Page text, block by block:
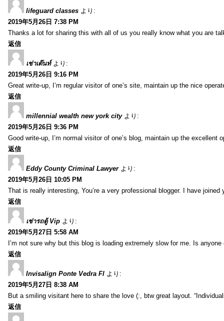
lifeguard classes より:
2019年5月26日 7:38 PM
Thanks a lot for sharing this with all of us you really know what you are
返信
เช่าเต๊นท์ より:
2019年5月26日 9:16 PM
Great write-up, I’m regular visitor of one’s site, maintain up the nice
返信
millennial wealth new york city より:
2019年5月26日 9:36 PM
Good write-up, I’m normal visitor of one’s blog, maintain up the excellent
返信
Eddy County Criminal Lawyer より:
2019年5月26日 10:05 PM
That is really interesting, You’re a very professional blogger. I have
返信
เช่ารถตู้ Vip より:
2019年5月27日 5:58 AM
I’m not sure why but this blog is loading extremely slow for me. Is
返信
Invisalign Ponte Vedra Fl より:
2019年5月27日 8:38 AM
But a smiling visitant here to share the love (:, btw great layout.
返信